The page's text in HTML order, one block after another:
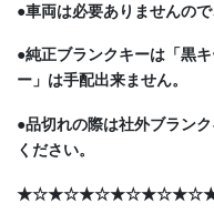
●車両は必要ありませんの
●純正ブランクキーは「黒
ー」は手配出来ません。
●品切れの際は社外ブラン
ください。